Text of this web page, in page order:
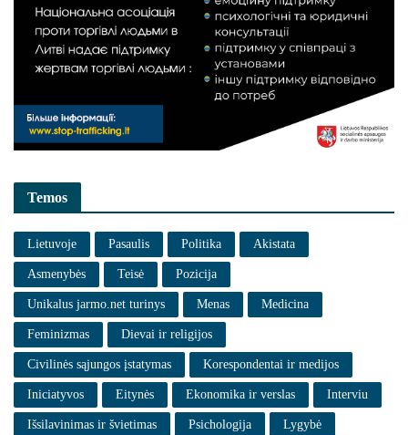
Temos
Lietuvoje Pasaulis Politika Akistata
Asmenybės Teisė Pozicija
Unikalus jarmo.net turinys Menas Medicina
Feminizmas Dievai ir religijos
Civilinės sąjungos įstatymas Korespondentai ir medijos
Iniciatyvos Eitynės Ekonomika ir verslas Interviu
Išsilavinimas ir švietimas Psichologija Lygybė